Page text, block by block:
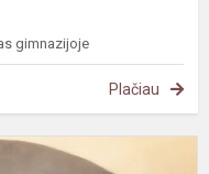
gimnazijoje
Plačiau